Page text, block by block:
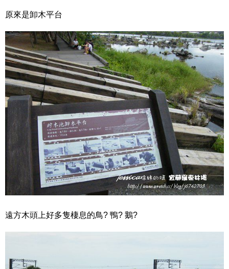
原來是卸木平台
遠方木頭上好多隻棲息的鳥? 鴨? 鵝?